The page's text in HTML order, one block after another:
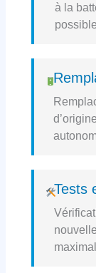
à la
Tests